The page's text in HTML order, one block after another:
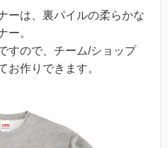
ーは、裏パイルの柔らかな
ー。
すので、チーム/ショップ
お作りできます。